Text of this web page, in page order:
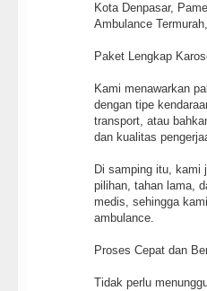
Kota Denpasar,
Ambulance
Paket Lengkap
Kami menawarkan
dengan tipe
transport, atau
dan kualitas
Di samping itu, kami
pilihan, tahan lama,
medis, sehingga
ambulance.
Proses Cepat dan
Tidak perlu